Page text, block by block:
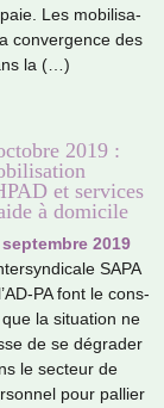
Les mobi­li­sa­
conver­gence des
la (…)
2019 :
et services
à domicile
2019
SAPA
PA font le cons­
la situa­tion ne
de se dégra­der
le sec­teur de
pour pal­lier